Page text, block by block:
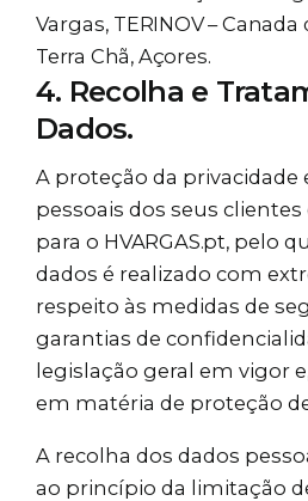
Vargas, TERINOV –
Terra Chã, Açores.
4. Recolha e
Dados.
A proteção da privacidade
pessoais dos seus
para o HVARGAS.pt, pelo
dados é realizado com
respeito às medidas de
garantias de
legislação geral em vigor
em matéria de proteção
A recolha dos dados
ao princípio da limitação